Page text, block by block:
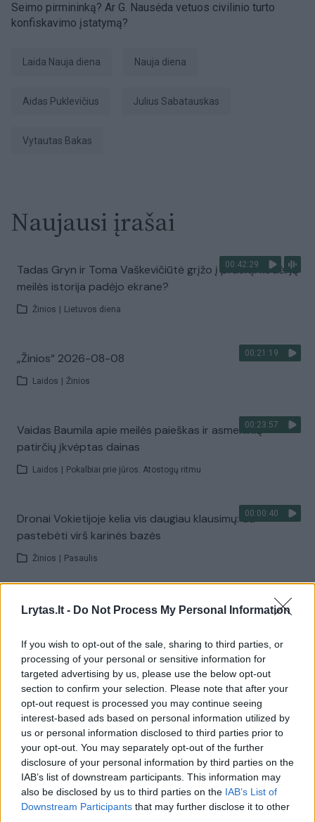
Lrytas.lt - Do Not Process My Personal Information
If you wish to opt-out of the sale, sharing to third parties, or
processing of your personal or sensitive information for
targeted advertising by us, please use the below opt-out
section to confirm your selection. Please note that after your
opt-out request is processed you may continue seeing
interest-based ads based on personal information utilized by
us or personal information disclosed to third parties prior to
your opt-out. You may separately opt-out of the further
disclosure of your personal information by third parties on the
IAB’s list of downstream participants. This information may
also be disclosed by us to third parties on the IAB’s List of
Downstream Participants that may further disclose it to other
Seimo pirmininką? Ar G. Nausėda vetuos civilinio turto
konfiskavimo įstatymą?
laida Nauja diena Nauja diena
Aidas Puklevičius Julius Sabatauskas
Vytautas Bakas
Naujausi įrašai
00:42:29
Tadas Gryn ir Toma Vaškevičiūtė grįžo į praeitį: kodėl jų
meilės istorija padėjo ekrane?
Žinios Lietuvos diena
00:21:19
„Žinios“ 2026-08-08
Laidos Žinios
00:23:57
Vaidas Baumila apie meilės paieškas ir asmeninių
patirčių įkvėptas dainas
Laidos Pokalbiai prie jūros. Atostogų ritmu
00:00:40
Dronai Vokietijoje kelia vis daugiau klausimų: du
pastebėti virš karinės bazės
Žinios Pasaulis
Visi įrašai
Žiūrimiausi įrašai
00:00:30
Vaizdai iš tragiškos avarijos Vilniaus r.: dviejų moterų ir
vaiko gyvybių išgelbėti nepavyko
Žinios | Lietuvos diena
00:00:57
Savaitės vidurys nusimato karštas: temperatūra kils iki